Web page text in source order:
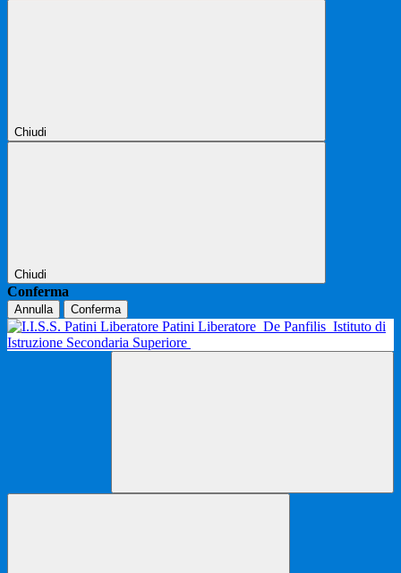
Chiudi
Chiudi
Conferma
Annulla Conferma
Patini Liberatore De Panfilis Istituto di
Istruzione Secondaria Superiore